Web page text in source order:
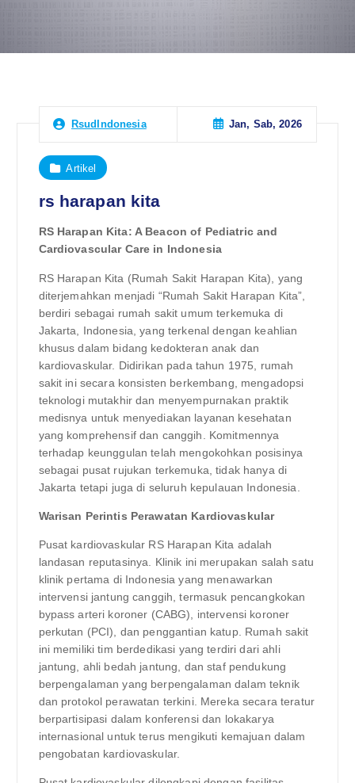
RsudIndonesia Jan, Sab, 2026
Artikel
rs harapan kita
RS Harapan Kita: A Beacon of Pediatric and
Cardiovascular Care in Indonesia
RS Harapan Kita (Rumah Sakit Harapan Kita), yang
diterjemahkan menjadi “Rumah Sakit Harapan Kita”,
berdiri sebagai rumah sakit umum terkemuka di
Jakarta, Indonesia, yang terkenal dengan keahlian
khusus dalam bidang kedokteran anak dan
kardiovaskular. Didirikan pada tahun 1975, rumah
sakit ini secara konsisten berkembang, mengadopsi
teknologi mutakhir dan menyempurnakan praktik
medisnya untuk menyediakan layanan kesehatan
yang komprehensif dan canggih. Komitmennya
terhadap keunggulan telah mengokohkan posisinya
sebagai pusat rujukan terkemuka, tidak hanya di
Jakarta tetapi juga di seluruh kepulauan Indonesia.
Warisan Perintis Perawatan Kardiovaskular
Pusat kardiovaskular RS Harapan Kita adalah
landasan reputasinya. Klinik ini merupakan salah satu
klinik pertama di Indonesia yang menawarkan
intervensi jantung canggih, termasuk pencangkokan
bypass arteri koroner (CABG), intervensi koroner
perkutan (PCI), dan penggantian katup. Rumah sakit
ini memiliki tim berdedikasi yang terdiri dari ahli
jantung, ahli bedah jantung, dan staf pendukung
berpengalaman yang berpengalaman dalam teknik
dan protokol perawatan terkini. Mereka secara teratur
berpartisipasi dalam konferensi dan lokakarya
internasional untuk terus mengikuti kemajuan dalam
pengobatan kardiovaskular.